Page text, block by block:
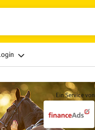
Ein Service von